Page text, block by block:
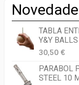
TABLA
Y&Y
30,50 €
PARABOL
STEEL 10